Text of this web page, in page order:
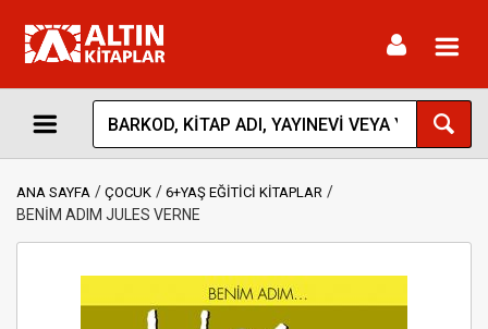
ANA SAYFA ÇOCUK 6+YAŞ EĞİTİCİ KİTAPLAR
BENİM ADIM JULES VERNE